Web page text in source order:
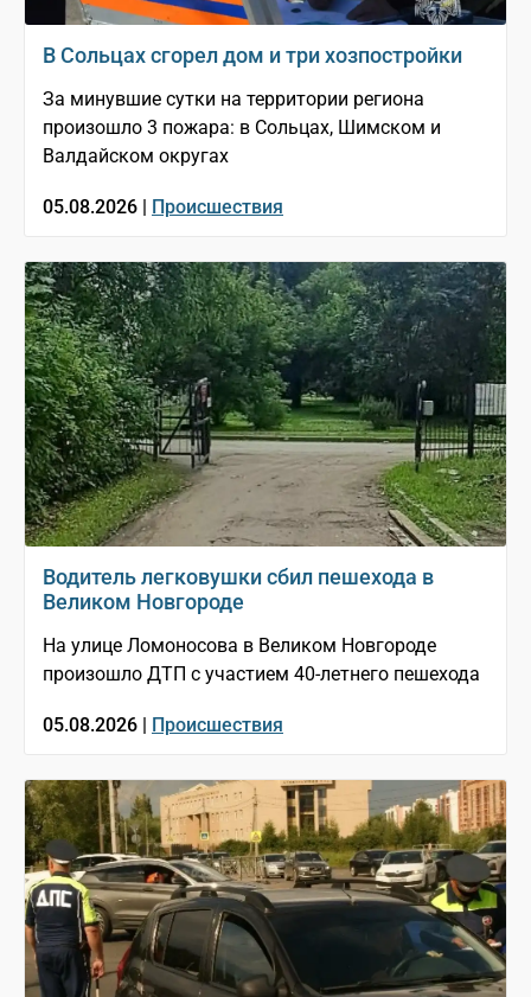
В Сольцах сгорел дом и три хозпостройки
За минувшие сутки на территории региона
произошло 3 пожара: в Сольцах, Шимском и
Валдайском округах
05.08.2026 | Происшествия
Водитель легковушки сбил пешехода в
Великом Новгороде
На улице Ломоносова в Великом Новгороде
произошло ДТП с участием 40-летнего пешехода
05.08.2026 | Происшествия